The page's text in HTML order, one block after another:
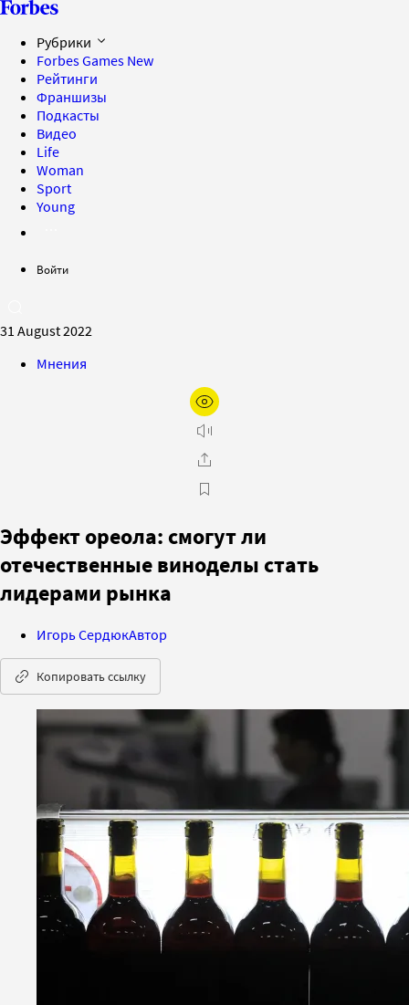
Рубрики
Forbes Games New
Рейтинги
Франшизы
Подкасты
Видео
Life
Woman
Sport
Young
Войти
31 August 2022
Мнения
Эффект ореола: смогут ли
отечественные виноделы стать
лидерами рынка
Игорь СердюкАвтор
Копировать ссылку